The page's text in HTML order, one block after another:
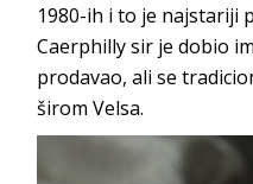
1980-ih i to je najstariji
Caerphilly sir je dobio
prodavao, ali se
širom Velsa.